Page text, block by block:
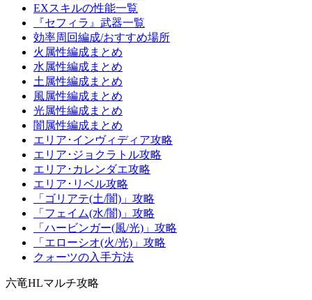
EXスキルの性能一覧
『セフィラ』武器一覧
効率周回編成/おすすめ場所
火属性編成まとめ
水属性編成まとめ
土属性編成まとめ
風属性編成まとめ
光属性編成まとめ
闇属性編成まとめ
エリア･インヴィディア攻略
エリア･ジョクラトル攻略
エリア･カレンダエ攻略
エリア･リベル攻略
「ゴリアテ(土/闇)」攻略
「フェイム(水/闇)」攻略
「ハービンガー(風/光)」攻略
「エローシオ(火/光)」攻略
クォーツの入手方法
六竜HLマルチ攻略